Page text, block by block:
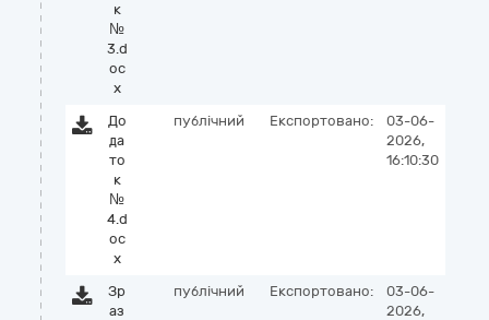
к
№
3.d
oc
x
До
да
то
к
№
4.d
oc
x
публічний Експортовано:
03-06-
2026,
16:10:30
Зр
аз
публічний Експортовано:
03-06-
2026,